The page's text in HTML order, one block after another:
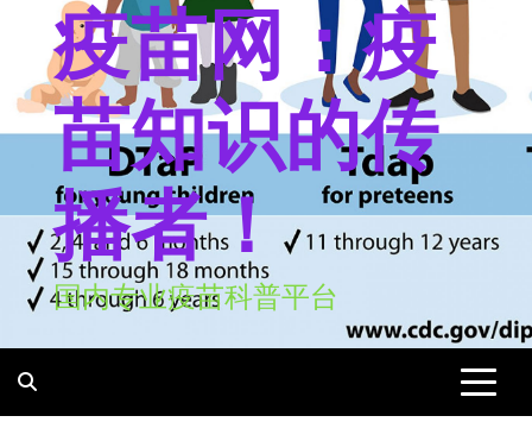
疫苗网：疫
苗知识的传
播者！
国内专业疫苗科普平台